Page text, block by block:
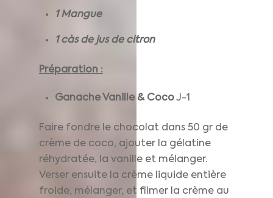
1 Mangue
1 càs de jus de citron
Préparation :
Ganache Vanille & CocoJ-1
Faire fondre le chocolat dans 50 gr de
crème de coco, ajouter la gélatine
réhydratée, la vanille et mélanger.
Verser ensuite la crème liquide entière
froide, mélanger, et filmer la crème au